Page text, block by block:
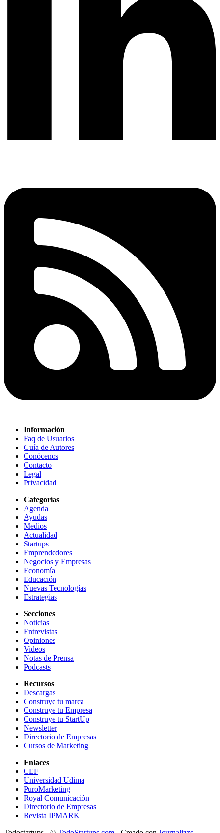
Información
Faq de Usuarios
Guía de Autores
Conócenos
Contacto
Legal
Privacidad
Categorías
Agenda
Ayudas
Medios
Actualidad
Startups
Emprendedores
Negocios y Empresas
Economía
Educación
Nuevas Tecnologías
Estrategias
Secciones
Noticias
Entrevistas
Opiniones
Videos
Notas de Prensa
Podcasts
Recursos
Descargas
Construye tu marca
Construye tu Empresa
Construye tu StartUp
Newsletter
Directorio de Empresas
Cursos de Marketing
Enlaces
CEF
Universidad Udima
PuroMarketing
Royal Comunicación
Directorio de Empresas
Revista IPMARK